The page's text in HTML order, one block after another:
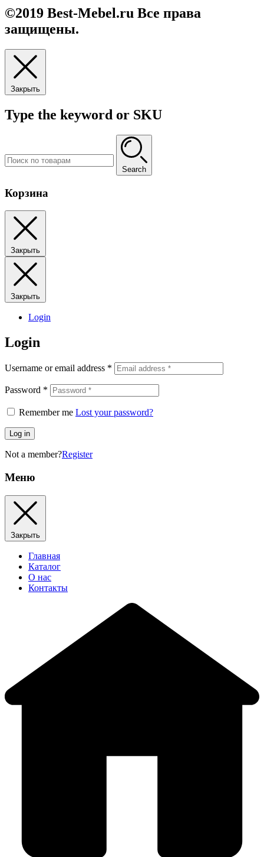
©2019 Best-Mebel.ru Все права
защищены.
Закрыть
Type the keyword or SKU
Search
Корзина
Закрыть
Закрыть
Login
Login
Username or email address *
Password *
Remember me Lost your password?
Log in
Not a member?Register
Меню
Закрыть
Главная
Каталог
О нас
Контакты